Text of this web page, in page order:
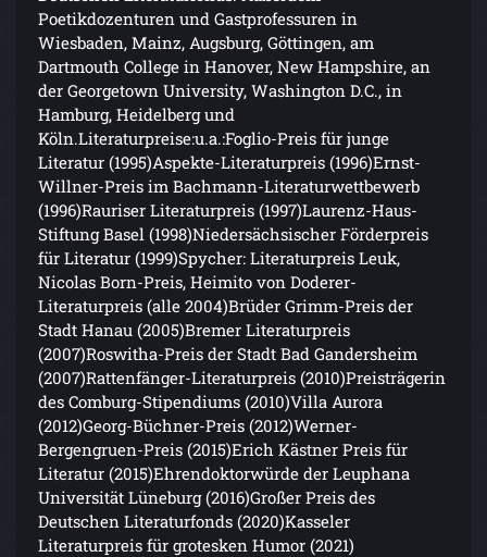
Poetikdozenturen und Gastprofessuren in
Wiesbaden, Mainz, Augsburg, Göttingen, am
Dartmouth College in Hanover, New Hampshire, an
der Georgetown University, Washington D.C., in
Hamburg, Heidelberg und
Köln.Literaturpreise:u.a.:Foglio-Preis für junge
Literatur (1995)Aspekte-Literaturpreis (1996)Ernst-
Willner-Preis im Bachmann-Literaturwettbewerb
(1996)Rauriser Literaturpreis (1997)Laurenz-Haus-
Stiftung Basel (1998)Niedersächsischer Förderpreis
für Literatur (1999)Spycher: Literaturpreis Leuk,
Nicolas Born-Preis, Heimito von Doderer-
Literaturpreis (alle 2004)Brüder Grimm-Preis der
Stadt Hanau (2005)Bremer Literaturpreis
(2007)Roswitha-Preis der Stadt Bad Gandersheim
(2007)Rattenfänger-Literaturpreis (2010)Preisträgerin
des Comburg-Stipendiums (2010)Villa Aurora
(2012)Georg-Büchner-Preis (2012)Werner-
Bergengruen-Preis (2015)Erich Kästner Preis für
Literatur (2015)Ehrendoktorwürde der Leuphana
Universität Lüneburg (2016)Großer Preis des
Deutschen Literaturfonds (2020)Kasseler
Literaturpreis für grotesken Humor (2021)